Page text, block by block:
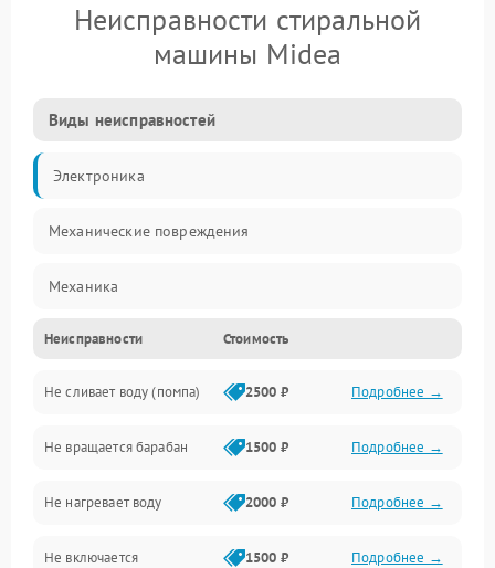
Неисправности стиральной
машины Midea
Виды неисправностей
Электроника
Механические повреждения
Механика
Электропитание
Водоснабжение
Слив
Программное обеспечение
Неисправности Стоимость
Не сливает воду (помпа) 2500 ₽ Подробнее →
Не вращается барабан 1500 ₽ Подробнее →
Не нагревает воду 2000 ₽ Подробнее →
Не включается 1500 ₽ Подробнее →